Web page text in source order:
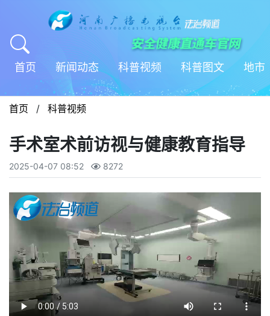
首页 新闻动态 科普视频 科普图文 地市
首页 / 科普视频
手术室术前访视与健康教育指导
2025-04-07 08:52 8272